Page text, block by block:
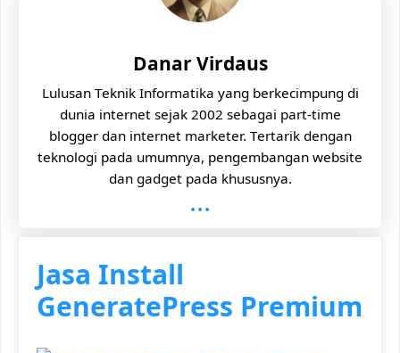
Danar Virdaus
Lulusan Teknik Informatika yang berkecimpung di
dunia internet sejak 2002 sebagai part-time
blogger dan internet marketer. Tertarik dengan
teknologi pada umumnya, pengembangan website
dan gadget pada khususnya.
...
Jasa Install
GeneratePress Premium